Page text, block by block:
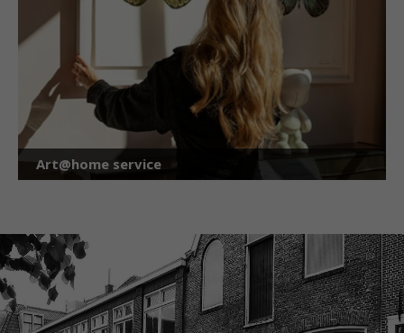
Art@home service